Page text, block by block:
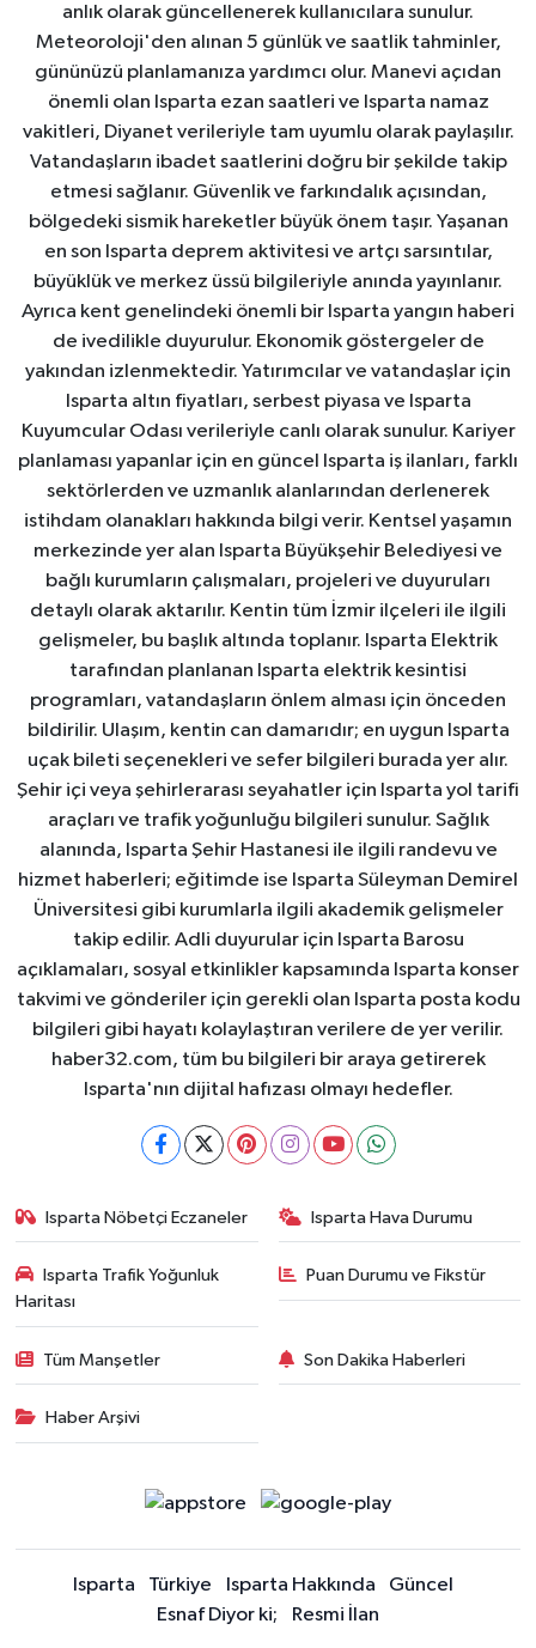
anlık olarak güncellenerek kullanıcılara sunulur.
Meteoroloji'den alınan 5 günlük ve saatlik tahminler,
gününüzü planlamanıza yardımcı olur. Manevi açıdan
önemli olan Isparta ezan saatleri ve Isparta namaz
vakitleri, Diyanet verileriyle tam uyumlu olarak paylaşılır.
Vatandaşların ibadet saatlerini doğru bir şekilde takip
etmesi sağlanır. Güvenlik ve farkındalık açısından,
bölgedeki sismik hareketler büyük önem taşır. Yaşanan
en son Isparta deprem aktivitesi ve artçı sarsıntılar,
büyüklük ve merkez üssü bilgileriyle anında yayınlanır.
Ayrıca kent genelindeki önemli bir Isparta yangın haberi
de ivedilikle duyurulur. Ekonomik göstergeler de
yakından izlenmektedir. Yatırımcılar ve vatandaşlar için
Isparta altın fiyatları, serbest piyasa ve Isparta
Kuyumcular Odası verileriyle canlı olarak sunulur. Kariyer
planlaması yapanlar için en güncel Isparta iş ilanları, farklı
sektörlerden ve uzmanlık alanlarından derlenerek
istihdam olanakları hakkında bilgi verir. Kentsel yaşamın
merkezinde yer alan Isparta Büyükşehir Belediyesi ve
bağlı kurumların çalışmaları, projeleri ve duyuruları
detaylı olarak aktarılır. Kentin tüm İzmir ilçeleri ile ilgili
gelişmeler, bu başlık altında toplanır. Isparta Elektrik
tarafından planlanan Isparta elektrik kesintisi
programları, vatandaşların önlem alması için önceden
bildirilir. Ulaşım, kentin can damarıdır; en uygun Isparta
uçak bileti seçenekleri ve sefer bilgileri burada yer alır.
Şehir içi veya şehirlerarası seyahatler için Isparta yol tarifi
araçları ve trafik yoğunluğu bilgileri sunulur. Sağlık
alanında, Isparta Şehir Hastanesi ile ilgili randevu ve
hizmet haberleri; eğitimde ise Isparta Süleyman Demirel
Üniversitesi gibi kurumlarla ilgili akademik gelişmeler
takip edilir. Adli duyurular için Isparta Barosu
açıklamaları, sosyal etkinlikler kapsamında Isparta konser
takvimi ve gönderiler için gerekli olan Isparta posta kodu
bilgileri gibi hayatı kolaylaştıran verilere de yer verilir.
haber32.com, tüm bu bilgileri bir araya getirerek
Isparta'nın dijital hafızası olmayı hedefler.
Isparta Nöbetçi Eczaneler Isparta Hava Durumu
Isparta Trafik Yoğunluk
Haritası
Puan Durumu ve Fikstür
Tüm Manşetler Son Dakika Haberleri
Haber Arşivi
Isparta Türkiye Isparta Hakkında
Güncel
Esnaf Diyor ki;
Resmi İlan